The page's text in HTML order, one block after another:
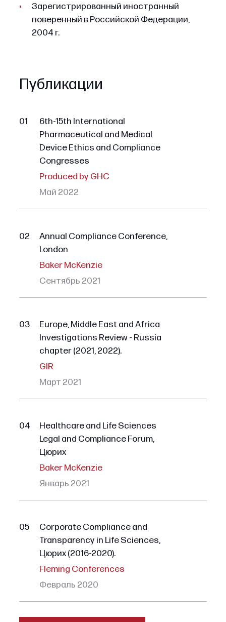
Зарегистрированный иностранный
поверенный в Российской Федерации,
2004 г.
Публикации
01
6th-15th International
Pharmaceutical and Medical
Device Ethics and Compliance
Congresses
Produced by GHC
Май 2022
02
Annual Compliance Conference,
London
Baker McKenzie
Сентябрь 2021
03
Europe, Middle East and Africa
Investigations Review - Russia
chapter (2021, 2022).
GIR
Март 2021
04
Healthcare and Life Sciences
Legal and Compliance Forum,
Цюрих
Baker McKenzie
Январь 2021
05
Corporate Compliance and
Transparency in Life Sciences,
Цюрих (2016-2020).
Fleming Conferences
Февраль 2020